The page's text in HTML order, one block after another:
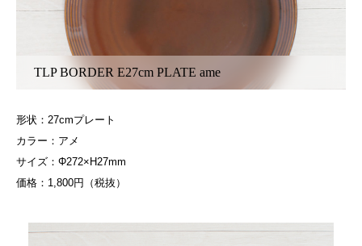
TLP BORDER E27cm PLATE ame
形状：27cmプレート
カラー：アメ
サイズ：Φ272×H27mm
価格：1,800円（税抜）